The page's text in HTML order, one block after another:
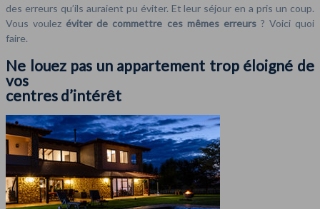
des erreurs qu’ils auraient pu éviter. Et leur séjour en a pris un coup.
Vous voulez éviter de commettre ces mêmes erreurs ? Voici quoi
faire.
Ne louez pas un appartement trop éloigné de
vos
centres d’intérêt